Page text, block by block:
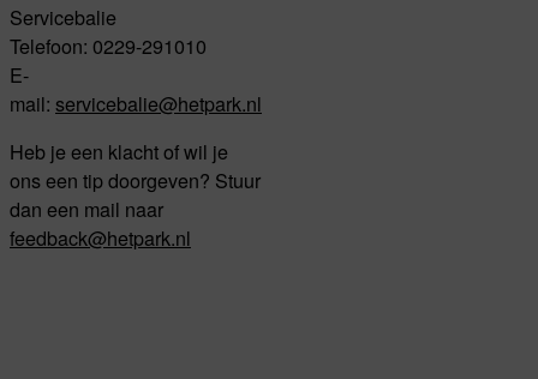
Servicebalie
Telefoon: 0229-291010
E-
mail: servicebalie@hetpark.nl
Heb je een klacht of wil je
ons een tip doorgeven? Stuur
dan een mail naar
feedback@hetpark.nl